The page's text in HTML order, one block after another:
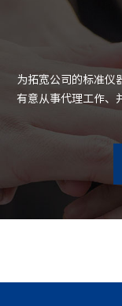
为拓宽公司的标准仪
有意从事代理工作、